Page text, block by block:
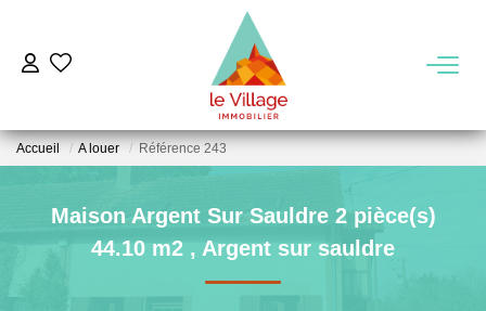
VENTE
GESTION
Accueil A louer Référence 243
Maison Argent Sur Sauldre 2 pièce(s)
44.10 m2 , Argent sur sauldre